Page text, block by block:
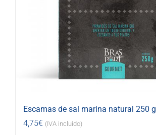
Escamas de sal marina natural 250 g
4,75€ (IVA incluido)